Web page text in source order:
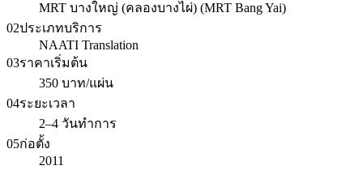
MRT บางใหญ่ (คลองบางไผ่) (MRT Bang Yai)
02ประเภทบริการ
NAATI Translation
03ราคาเริ่มต้น
350 บาท/แผ่น
04ระยะเวลา
2–4 วันทำการ
05ก่อตั้ง
2011